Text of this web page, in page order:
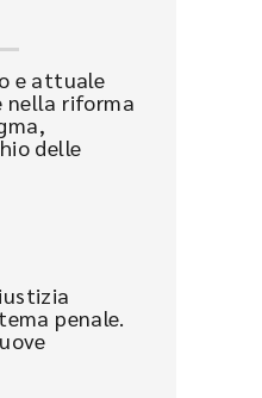
e attuale
nella riforma
delle
penale.